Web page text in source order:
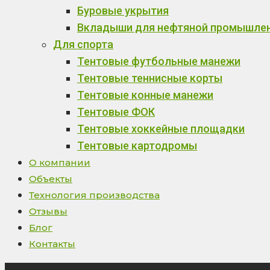
Буровые укрытия
Вкладыши для нефтяной
Для спорта
Тентовые футбольные манежи
Тентовые теннисные корты
Тентовые конные манежи
Тентовые ФОК
Тентовые хоккейные площадки
Тентовые картодромы
О компании
Объекты
Технология производства
Отзывы
Блог
Контакты